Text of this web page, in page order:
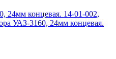
24мм концевая. 14-01-002,
УАЗ-3160, 24мм концевая.